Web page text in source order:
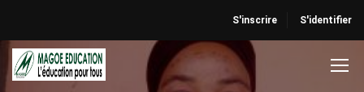
S'inscrire S'identifier